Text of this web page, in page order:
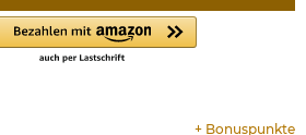
+ Bonuspunkte